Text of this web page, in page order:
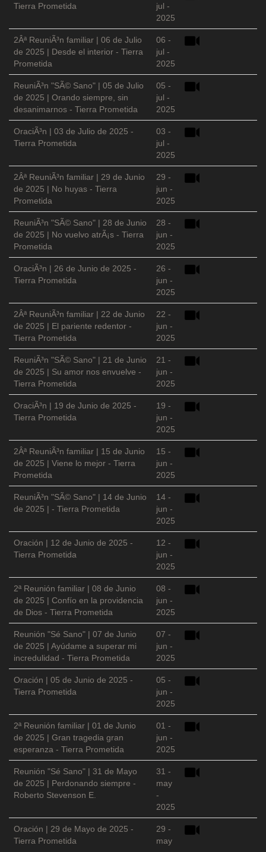
Tierra Prometida
jul -
2025
2Âª ReuniÃ³n familiar | 06 de Julio
de 2025 | Desde el interior - Tierra
Prometida
06 -
jul -
2025
ReuniÃ³n "SÃ© Sano" | 05 de Julio
de 2025 | Orando siempre, sin
desanimarnos - Tierra Prometida
05 -
jul -
2025
OraciÃ³n | 03 de Julio de 2025 -
Tierra Prometida
03 -
jul -
2025
2Âª ReuniÃ³n familiar | 29 de Junio
de 2025 | No huyas - Tierra
Prometida
29 -
jun -
2025
ReuniÃ³n "SÃ© Sano" | 28 de Junio
de 2025 | No vuelvo atrÃ¡s - Tierra
Prometida
28 -
jun -
2025
OraciÃ³n | 26 de Junio de 2025 -
Tierra Prometida
26 -
jun -
2025
2Âª ReuniÃ³n familiar | 22 de Junio
de 2025 | El pariente redentor -
Tierra Prometida
22 -
jun -
2025
ReuniÃ³n "SÃ© Sano" | 21 de Junio
de 2025 | Su amor nos envuelve -
Tierra Prometida
21 -
jun -
2025
OraciÃ³n | 19 de Junio de 2025 -
Tierra Prometida
19 -
jun -
2025
2Âª ReuniÃ³n familiar | 15 de Junio
de 2025 | Viene lo mejor - Tierra
Prometida
15 -
jun -
2025
ReuniÃ³n "SÃ© Sano" | 14 de Junio
de 2025 | - Tierra Prometida
14 -
jun -
2025
Oración | 12 de Junio de 2025 -
Tierra Prometida
12 -
jun -
2025
2ª Reunión familiar | 08 de Junio
de 2025 | Confío en la providencia
de Dios - Tierra Prometida
08 -
jun -
2025
Reunión "Sé Sano" | 07 de Junio
de 2025 | Ayúdame a superar mi
incredulidad - Tierra Prometida
07 -
jun -
2025
Oración | 05 de Junio de 2025 -
Tierra Prometida
05 -
jun -
2025
2ª Reunión familiar | 01 de Junio
de 2025 | Gran tragedia gran
esperanza - Tierra Prometida
01 -
jun -
2025
Reunión "Sé Sano" | 31 de Mayo
de 2025 | Perdonando siempre -
Roberto Stevenson E.
31 -
may
-
2025
Oración | 29 de Mayo de 2025 -
Tierra Prometida
29 -
may